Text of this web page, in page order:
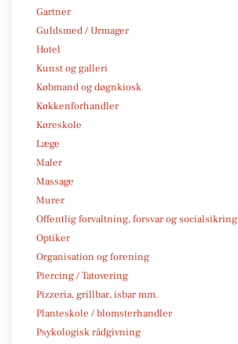
Gartner
Guldsmed / Urmager
Hotel
Kunst og galleri
Købmand og døgnkiosk
Køkkenforhandler
Køreskole
Læge
Maler
Massage
Murer
Offentlig forvaltning, forsvar og socialsikring
Optiker
Organisation og forening
Piercing / Tatovering
Pizzeria, grillbar, isbar mm.
Planteskole / blomsterhandler
Psykologisk rådgivning